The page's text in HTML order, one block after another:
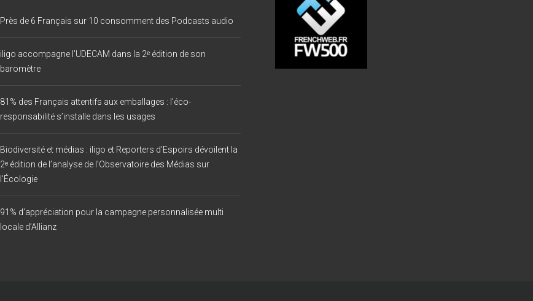
Près de 6 Français sur 10 consomment des Podcasts audio
iligo accompagne l’UDECAM dans la 2ᵉ édition de son
baromètre
81% des Français attentifs aux emballages : l’éco-
responsabilité s’installe dans les usages
Biodiversité et médias : iligo et Reporters d’Espoirs dévoilent la
2ᵉ édition de l’analyse de l’Observatoire des Médias sur
l’Écologie
91% d’appréciation pour la campagne personnalisée multi
locale d’Allianz